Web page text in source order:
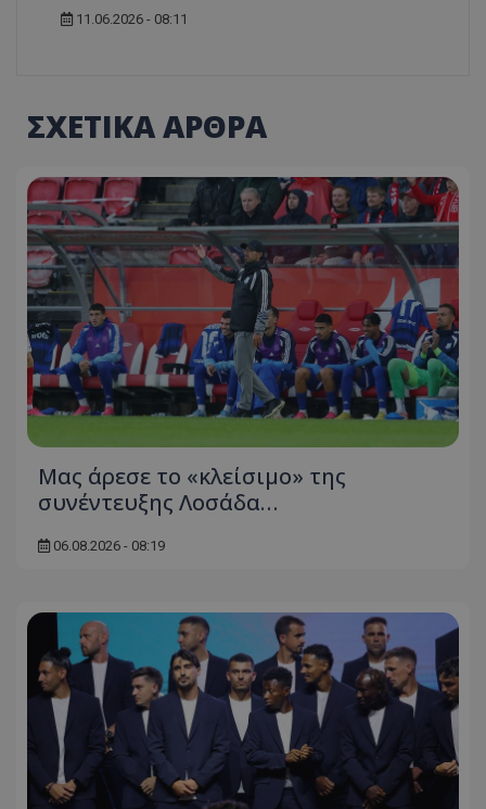
11.06.2026 - 08:11
ΣΧΕΤΙΚΑ ΑΡΘΡΑ
Μας άρεσε το «κλείσιμο» της
συνέντευξης Λοσάδα…
06.08.2026 - 08:19